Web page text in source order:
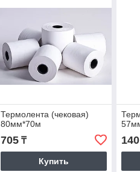
Термолента (чековая)
80мм*70м
705₸
Купить
140